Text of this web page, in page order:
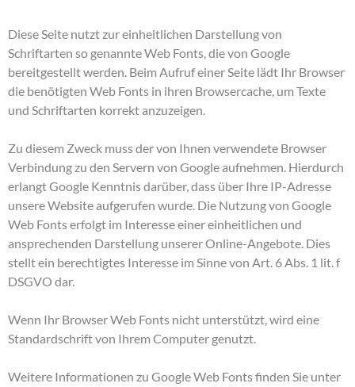
Diese Seite nutzt zur einheitlichen Darstellung von
Schriftarten so genannte Web Fonts, die von Google
bereitgestellt werden. Beim Aufruf einer Seite lädt Ihr Browser
die benötigten Web Fonts in ihren Browsercache, um Texte
und Schriftarten korrekt anzuzeigen.
Zu diesem Zweck muss der von Ihnen verwendete Browser
Verbindung zu den Servern von Google aufnehmen. Hierdurch
erlangt Google Kenntnis darüber, dass über Ihre IP-Adresse
unsere Website aufgerufen wurde. Die Nutzung von Google
Web Fonts erfolgt im Interesse einer einheitlichen und
ansprechenden Darstellung unserer Online-Angebote. Dies
stellt ein berechtigtes Interesse im Sinne von Art. 6 Abs. 1 lit. f
DSGVO dar.
Wenn Ihr Browser Web Fonts nicht unterstützt, wird eine
Standardschrift von Ihrem Computer genutzt.
Weitere Informationen zu Google Web Fonts finden Sie unter